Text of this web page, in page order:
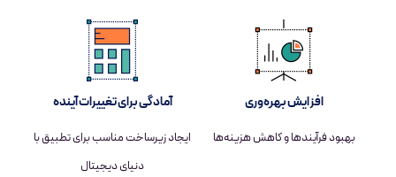
افزایش بهره‌وری
بهبود فرآیندها و کاهش هزینه‌ها
آمادگی برای تغییرات آینده
ایجاد زیرساخت مناسب برای تطبیق با
دنیای دیجیتال